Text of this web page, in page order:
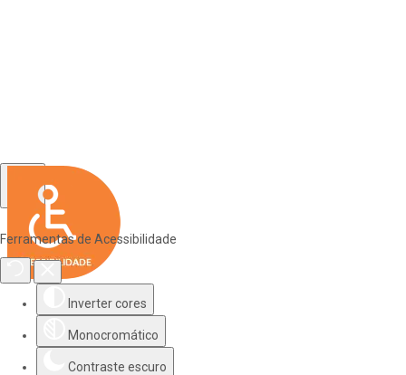
Ferramentas de Acessibilidade
Inverter cores
Monocromático
Contraste escuro